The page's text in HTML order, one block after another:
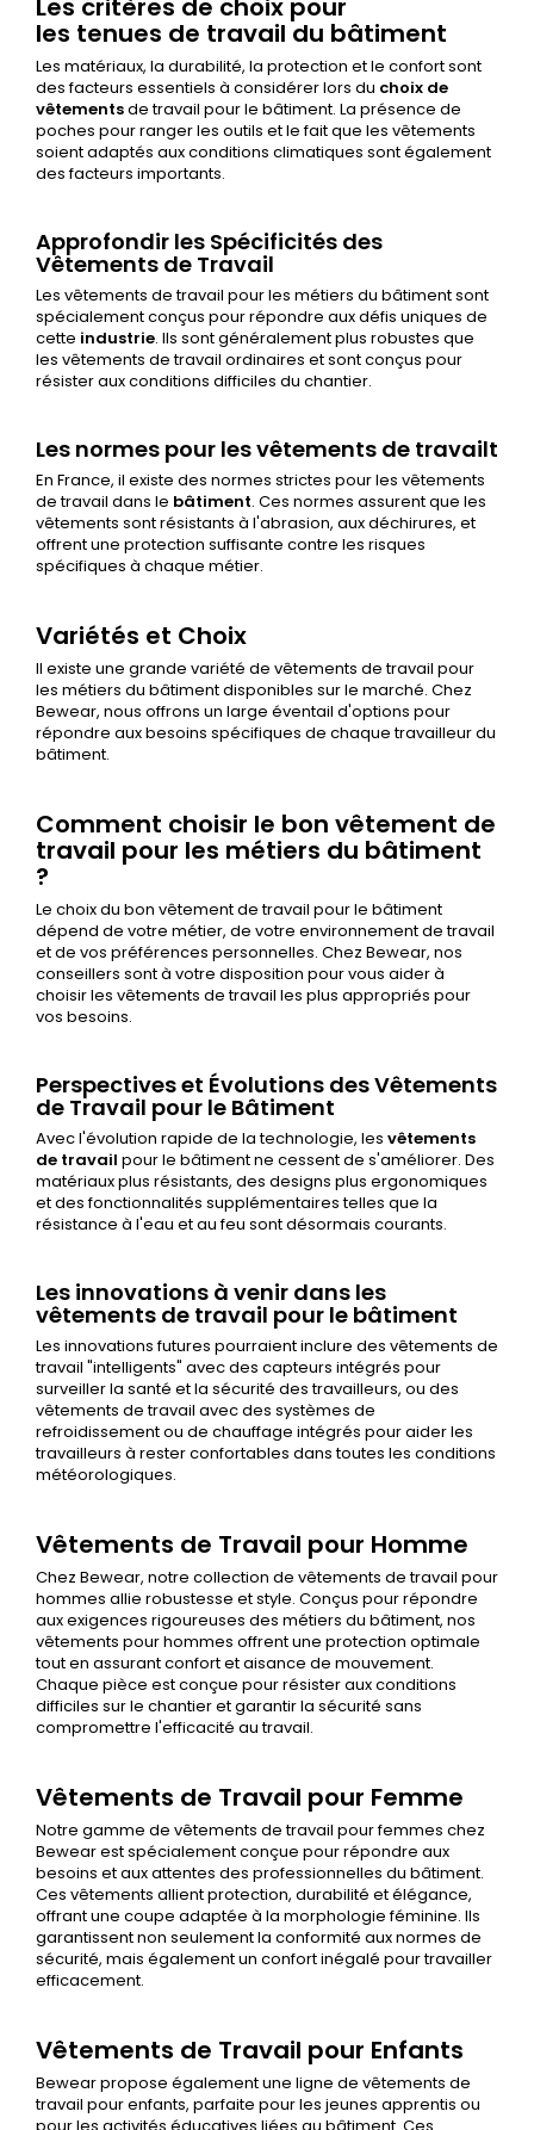
Les critères de choix pour
les tenues de travail du bâtiment
Les matériaux, la durabilité, la protection et le confort sont
des facteurs essentiels à considérer lors du choix de
vêtementsde travail pour le bâtiment. La présence de
poches pour ranger les outils et le fait que les vêtements
soient adaptés aux conditions climatiques sont également
des facteurs importants.
Approfondir les Spécificités des
Vêtements de Travail
Les vêtements de travail pour les métiers du bâtiment sont
spécialement conçus pour répondre aux défis uniques de
cette industrie. Ils sont généralement plus robustes que
les vêtements de travail ordinaires et sont conçus pour
résister aux conditions difficiles du chantier.
Les normes pour les vêtements de travailt
En France, il existe des normes strictes pour les vêtements
de travail dans le bâtiment. Ces normes assurent que les
vêtements sont résistants à l'abrasion, aux déchirures, et
offrent une protection suffisante contre les risques
spécifiques à chaque métier.
Variétés et Choix
Il existe une grande variété de vêtements de travail pour
les métiers du bâtiment disponibles sur le marché. Chez
Bewear, nous offrons un large éventail d'options pour
répondre aux besoins spécifiques de chaque travailleur du
bâtiment.
Comment choisir le bon vêtement de
travail pour les métiers du bâtiment
?
Le choix du bon vêtement de travail pour le bâtiment
dépend de votre métier, de votre environnement de travail
et de vos préférences personnelles. Chez Bewear, nos
conseillers sont à votre disposition pour vous aider à
choisir les vêtements de travail les plus appropriés pour
vos besoins.
Perspectives et Évolutions des Vêtements
de Travail pour le Bâtiment
Avec l'évolution rapide de la technologie, les vêtements
de travail pour le bâtiment ne cessent de s'améliorer. Des
matériaux plus résistants, des designs plus ergonomiques
et des fonctionnalités supplémentaires telles que la
résistance à l'eau et au feu sont désormais courants.
Les innovations à venir dans les
vêtements de travail pour le bâtiment
Les innovations futures pourraient inclure des vêtements de
travail "intelligents" avec des capteurs intégrés pour
surveiller la santé et la sécurité des travailleurs, ou des
vêtements de travail avec des systèmes de
refroidissement ou de chauffage intégrés pour aider les
travailleurs à rester confortables dans toutes les conditions
météorologiques.
Vêtements de Travail pour Homme
Chez Bewear, notre collection de vêtements de travail pour
hommes allie robustesse et style. Conçus pour répondre
aux exigences rigoureuses des métiers du bâtiment, nos
vêtements pour hommes offrent une protection optimale
tout en assurant confort et aisance de mouvement.
Chaque pièce est conçue pour résister aux conditions
difficiles sur le chantier et garantir la sécurité sans
compromettre l'efficacité au travail.
Vêtements de Travail pour Femme
Notre gamme de vêtements de travail pour femmes chez
Bewear est spécialement conçue pour répondre aux
besoins et aux attentes des professionnelles du bâtiment.
Ces vêtements allient protection, durabilité et élégance,
offrant une coupe adaptée à la morphologie féminine. Ils
garantissent non seulement la conformité aux normes de
sécurité, mais également un confort inégalé pour travailler
efficacement.
Vêtements de Travail pour Enfants
Bewear propose également une ligne de vêtements de
travail pour enfants, parfaite pour les jeunes apprentis ou